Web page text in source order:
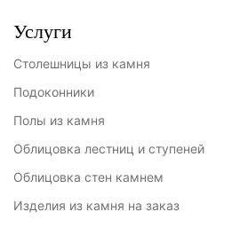
Услуги
Столешницы из камня
Подоконники
Полы из камня
Облицовка лестниц и ступеней
Облицовка стен камнем
Изделия из камня на заказ